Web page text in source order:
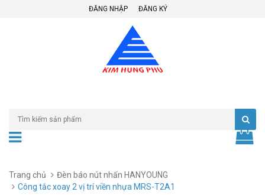
ĐĂNG NHẬP ĐĂNG KÝ
Trang chủ
Đèn báo nút nhấn HANYOUNG
Công tắc xoay 2 vị trí viền nhựa MRS-T2A1